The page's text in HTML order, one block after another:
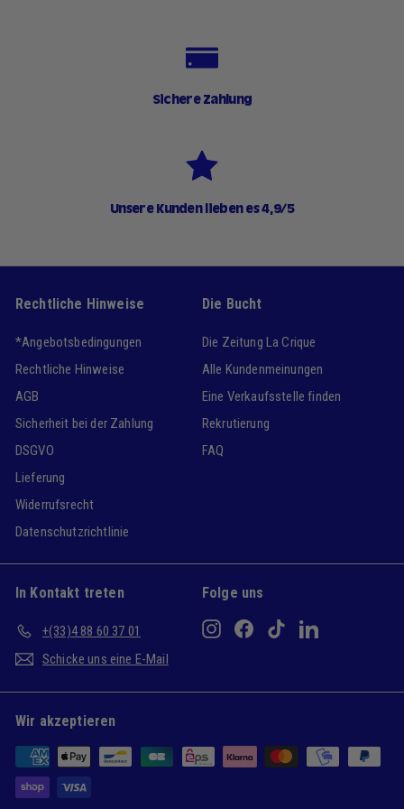
Sichere Zahlung
Unsere Kunden lieben es 4,9/5
Rechtliche Hinweise
*Angebotsbedingungen
Rechtliche Hinweise
AGB
Sicherheit bei der Zahlung
DSGVO
Lieferung
Widerrufsrecht
Datenschutzrichtlinie
Die Bucht
Die Zeitung La Crique
Alle Kundenmeinungen
Eine Verkaufsstelle finden
Rekrutierung
FAQ
In Kontakt treten
+(33)4 88 60 37 01
Schicke uns eine E-Mail
Folge uns
InstagramFacebookTikTokLinkedIn
Wir akzeptieren